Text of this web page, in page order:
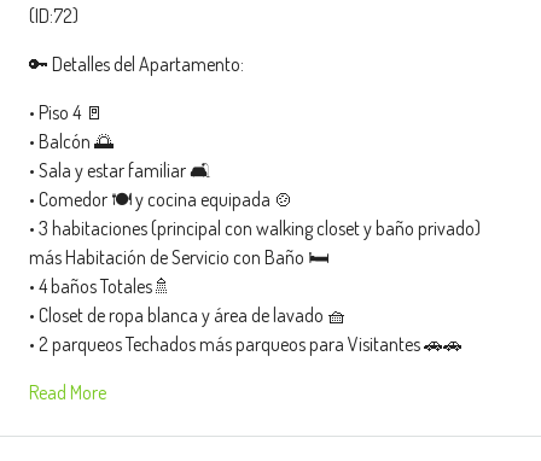
(ID:72)
🔑 Detalles del Apartamento:
• Piso 4 🚪
• Balcón 🌅
• Sala y estar familiar 🛋️
• Comedor 🍽️ y cocina equipada 🍲
• 3 habitaciones (principal con walking closet y baño privado)
más Habitación de Servicio con Baño 🛏️
• 4 baños Totales🚿
• Closet de ropa blanca y área de lavado 🧺
• 2 parqueos Techados más parqueos para Visitantes 🚗🚗
Read More